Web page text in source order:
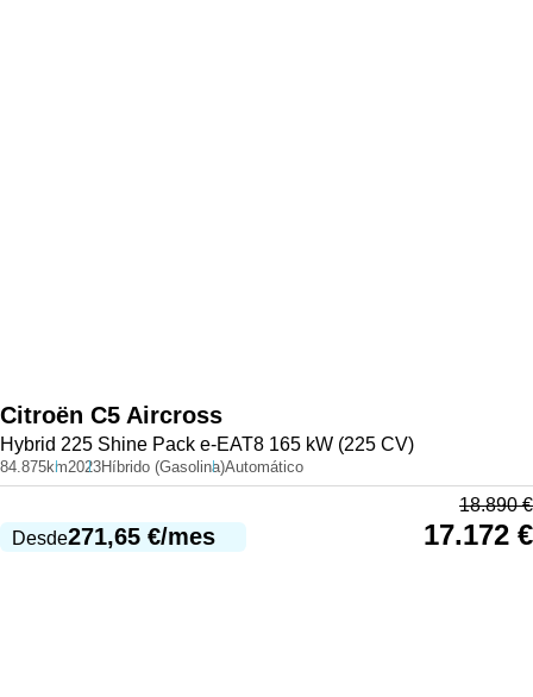
Citroën C5 Aircross
Hybrid 225 Shine Pack e-EAT8 165 kW (225 CV)
84.875km2023Híbrido (Gasolina)Automático
Desde271,65 €/mes
18.890€
17.172 €